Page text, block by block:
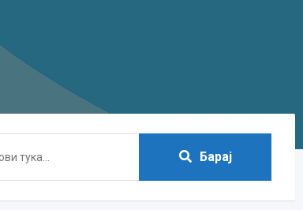
Барај